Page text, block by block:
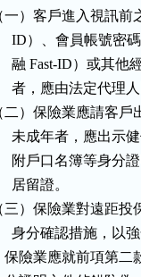
一）客戶進入視訊前
ID）、會員帳號
融 Fast-ID）或
者，應由法定代理
二）保險業應請客戶
未成年者，應出
附戶口名簿等身
居留證。
三）保險業對遠距投
身分確認措施，
保險業應就前項第